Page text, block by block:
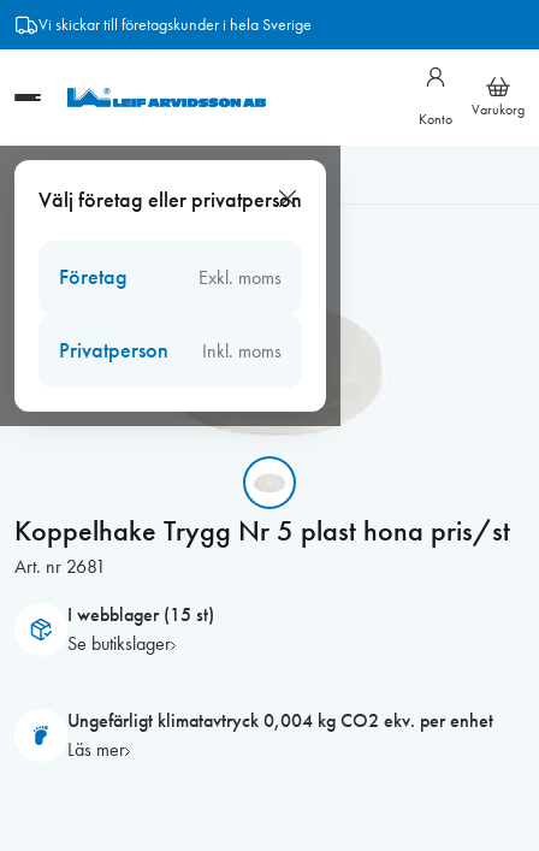
Hoppa
Vi skickar till företagskunder i hela Sverige
Konto
Varukorg
Välj företag eller privatperson
Företag Exkl. moms
Privatperson Inkl. moms
Trygg Nr 5 plast hona pris/st
Koppelhake Trygg Nr 5 plast hona pris/st
Art. nr 2681
I webblager (15 st)
Se butikslager
Ungefärligt klimatavtryck 0,004 kg CO2 ekv. per enhet
Läs mer